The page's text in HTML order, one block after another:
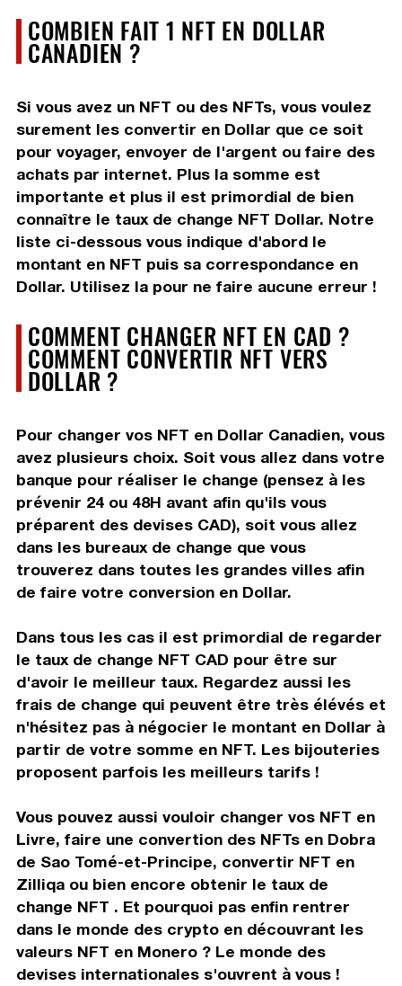
COMBIEN FAIT 1 NFT EN DOLLAR
CANADIEN ?
Si vous avez un NFT ou des NFTs, vous voulez
surement les convertir en Dollar que ce soit
pour voyager, envoyer de l'argent ou faire des
achats par internet. Plus la somme est
importante et plus il est primordial de bien
connaître le taux de change NFT Dollar. Notre
liste ci-dessous vous indique d'abord le
montant en NFT puis sa correspondance en
Dollar. Utilisez la pour ne faire aucune erreur !
COMMENT CHANGER NFT EN CAD ?
COMMENT CONVERTIR NFT VERS
DOLLAR ?
Pour changer vos NFT en Dollar Canadien, vous
avez plusieurs choix. Soit vous allez dans votre
banque pour réaliser le change (pensez à les
prévenir 24 ou 48H avant afin qu'ils vous
préparent des devises CAD), soit vous allez
dans les bureaux de change que vous
trouverez dans toutes les grandes villes afin
de faire votre conversion en Dollar.
Dans tous les cas il est primordial de regarder
le taux de change NFT CAD pour être sur
d'avoir le meilleur taux. Regardez aussi les
frais de change qui peuvent être très élévés et
n'hésitez pas à négocier le montant en Dollar à
partir de votre somme en NFT. Les bijouteries
proposent parfois les meilleurs tarifs !
Vous pouvez aussi vouloir changer vos NFT en
Livre, faire une convertion des NFTs en Dobra
de Sao Tomé-et-Principe, convertir NFT en
Zilliqa ou bien encore obtenir le taux de
change NFT . Et pourquoi pas enfin rentrer
dans le monde des crypto en découvrant les
valeurs NFT en Monero ? Le monde des
devises internationales s'ouvrent à vous !